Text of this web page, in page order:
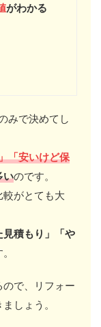
がわかる
みで決めてし
「安いけど保
いのです。
がとても大
見積もり」「や
ので、リフォー
しょう。